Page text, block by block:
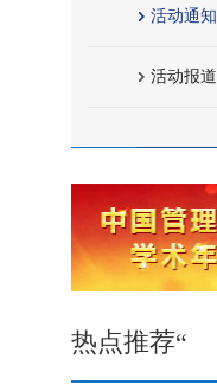
活动通知
活动报道
热点推荐“